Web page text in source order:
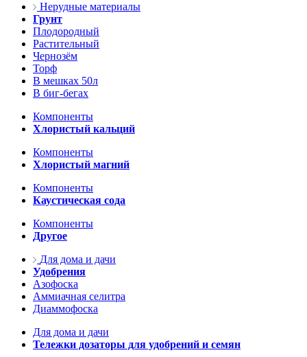
Нерудные материалы
Грунт
Плодородный
Растительный
Чернозём
Торф
В мешках 50л
В биг-бегах
Компоненты
Хлористый кальций
Компоненты
Хлористый магний
Компоненты
Каустическая сода
Компоненты
Другое
Для дома и дачи
Удобрения
Азофоска
Аммиачная селитра
Диаммофоска
Для дома и дачи
Тележки дозаторы для удобрений и семян